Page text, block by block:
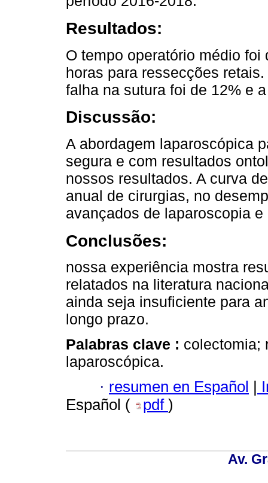
Resultados:
O tempo operatório médio
horas para ressecções
falha na sutura foi de 12% e
Discussão:
A abordagem laparoscópica
segura e com resultados
nossos resultados. A curva
anual de cirurgias, no
avançados de laparoscopia
Conclusões:
nossa experiência mostra
relatados na literatura
ainda seja insuficiente para
longo prazo.
Palabras clave : colectomia;
laparoscópica.
· resumen en Español
Español (
pdf )
Av.